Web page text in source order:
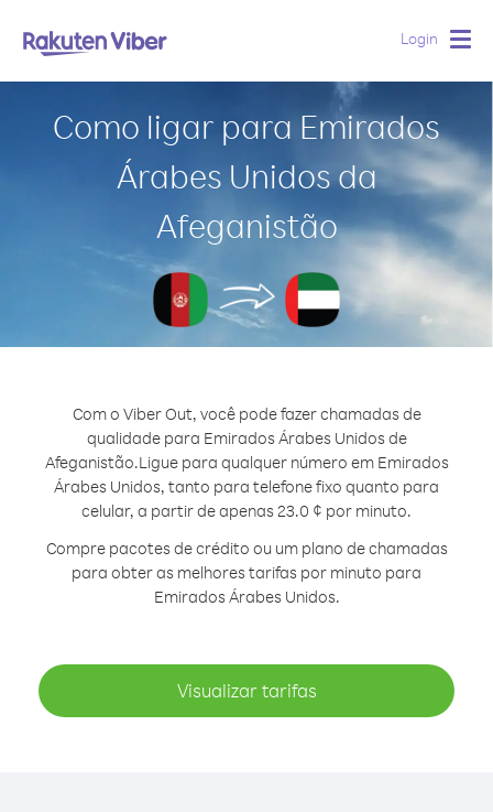
Login
Como ligar para Emirados
Árabes Unidos da
Afeganistão
Com o Viber Out, você pode fazer chamadas de
qualidade para Emirados Árabes Unidos de
Afeganistão.Ligue para qualquer número em Emirados
Árabes Unidos, tanto para telefone fixo quanto para
celular, a partir de apenas 23.0 ¢ por minuto.
Compre pacotes de crédito ou um plano de chamadas
para obter as melhores tarifas por minuto para
Emirados Árabes Unidos.
Visualizar tarifas